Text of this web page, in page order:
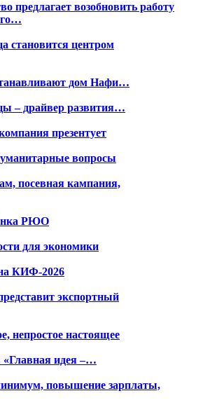
предлагает возобновить работу
становится центром
дом Нафи…
– драйвер развития…
презентует
вопросы
посевная кампания,
РЮО
для экономики
КИФ-2026
экспортный
непростое настоящее
«Главная идея –…
повышение зарплаты,